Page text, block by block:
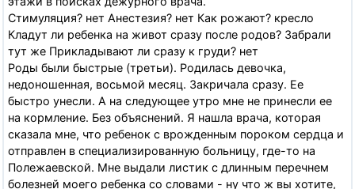
Стимуляция? нет Анестезия? нет Как рожают? кресло
Кладут ли ребенка на живот сразу после родов? Забрали
тут же Прикладывают ли сразу к груди? нет
Роды были быстрые (третьи). Родилась девочка,
недоношенная, восьмой месяц. Закричала сразу. Ее
быстро унесли. А на следующее утро мне не принесли ее
на кормление. Без объяснений. Я нашла врача, которая
сказала мне, что ребенок с врожденным пороком сердца и
отправлен в специализированную больницу, где-то на
Полежаевской. Мне выдали листик с длинным перечнем
болезней моего ребенка со словами - ну что ж вы хотите,